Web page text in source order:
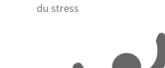
du stress